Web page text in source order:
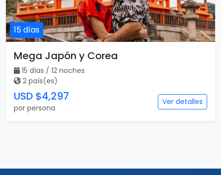
15 días
Mega Japón y Corea
15 días / 12 noches
2 país(es)
USD $4,297
por persona
Ver detalles